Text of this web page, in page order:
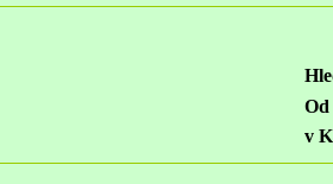
Od
v